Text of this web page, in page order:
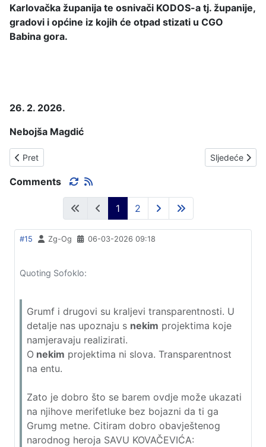
Karlovačka županija te osnivači KODOS-a tj. županije,
gradovi i općine iz kojih će otpad stizati u CGO
Babina gora.
26. 2. 2026.
Nebojša Magdić
Prethodni članak: NA DANAŠNJI DAN, 2018. GODINE,
Pret Sljedeći
Sljedeće
Comments
1 2
#15 Zg-Og 06-03-2026 09:18
Quoting Sofoklo:
Grumf i drugovi su kraljevi transparentnosti. U
detalje nas upoznaju s nekim projektima koje
namjeravaju realizirati.
O nekim projektima ni slova. Transparentnost
na entu.
Zato je dobro što se barem ovdje može ukazati
na njihove merifetluke bez bojazni da ti ga
Grumg metne. Citiram dobro obavještenog
narodnog heroja SAVU KOVAČEVIĆA: